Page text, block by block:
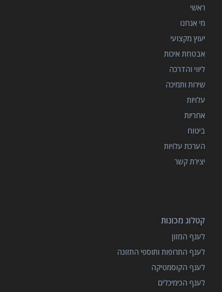
ראשי
מי אנחנו
יעוץ מקצועי
אבטחת איכות
ליווי והדרכה
שירות ותמיכה
עלויות
אחריות
ביטוח
הערכת עלויות
יצירת קשר
קטלוג מכונות
לענף המזון
לענף התרופות ותוספי התזונה
לענף הקוסמטיקה
לענף הכימיכלים